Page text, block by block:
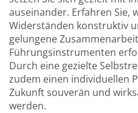
auseinander. Erfahren Sie,
Widerständen konstruktiv
gelungene
Führungsinstrumenten
Durch eine gezielte
zudem einen individuellen
Zukunft souverän und
werden.